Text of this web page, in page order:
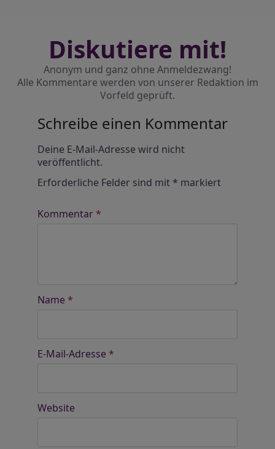
Diskutiere mit!
Anonym und ganz ohne Anmeldezwang!
Alle Kommentare werden von unserer Redaktion im
Vorfeld geprüft.
Schreibe einen Kommentar
Deine E-Mail-Adresse wird nicht
veröffentlicht.
Erforderliche Felder sind mit* markiert
Kommentar*
Name *
E-Mail-Adresse *
Website